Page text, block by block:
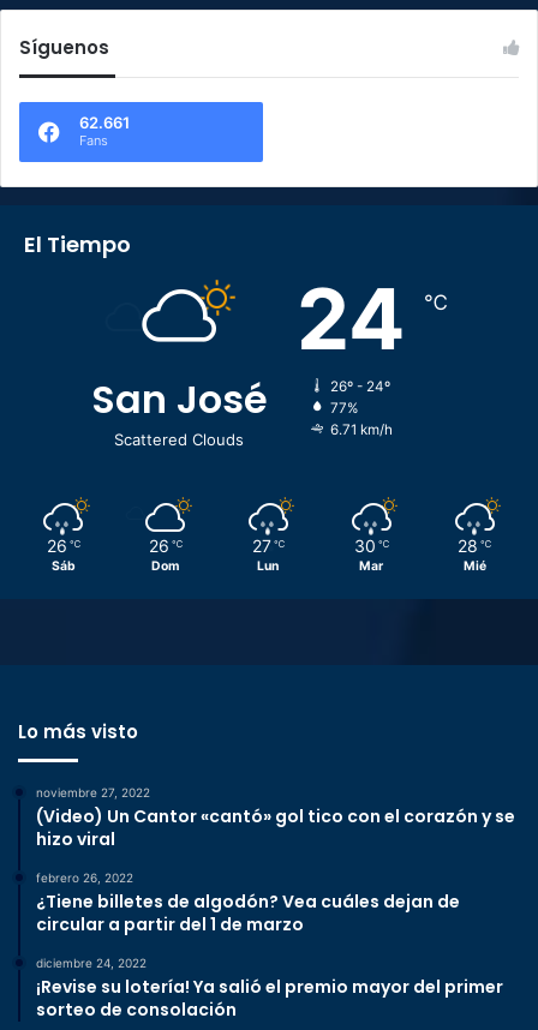
Síguenos
62.661
Fans
El Tiempo
San José
Scattered Clouds
24 ℃
26º - 24º
77%
6.71 km/h
26 ℃
Sáb
26 ℃
Dom
27 ℃
Lun
30 ℃
Mar
28 ℃
Mié
Lo más visto
noviembre 27, 2022
(Video) Un Cantor «cantó» gol tico con el corazón y se
hizo viral
febrero 26, 2022
¿Tiene billetes de algodón? Vea cuáles dejan de
circular a partir del 1 de marzo
diciembre 24, 2022
¡Revise su lotería! Ya salió el premio mayor del primer
sorteo de consolación